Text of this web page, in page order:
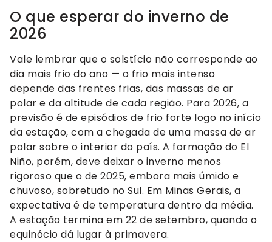
O que esperar do inverno de
2026
Vale lembrar que o solstício não corresponde ao
dia mais frio do ano — o frio mais intenso
depende das frentes frias, das massas de ar
polar e da altitude de cada região. Para 2026, a
previsão é de episódios de frio forte logo no início
da estação, com a chegada de uma massa de ar
polar sobre o interior do país. A formação do El
Niño, porém, deve deixar o inverno menos
rigoroso que o de 2025, embora mais úmido e
chuvoso, sobretudo no Sul. Em Minas Gerais, a
expectativa é de temperatura dentro da média.
A estação termina em 22 de setembro, quando o
equinócio dá lugar à primavera.